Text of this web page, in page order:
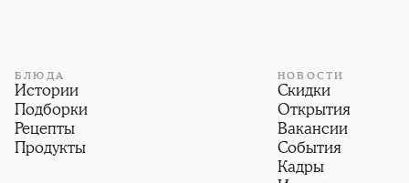
БЛЮДА
Истории
Подборки
Рецепты
Продукты
НОВОСТИ
Скидки
Открытия
Вакансии
События
Кадры